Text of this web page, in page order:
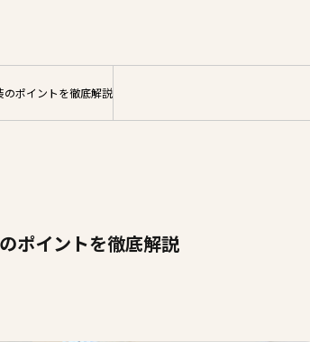
ポイントを徹底解説
ポイントを徹底解説